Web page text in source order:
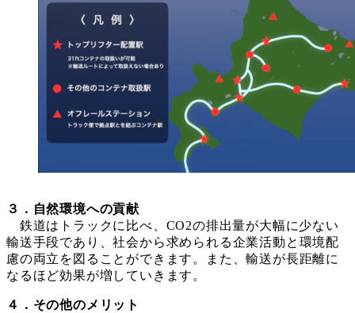
３．自然環境への貢献
鉄道はトラックに比べ、CO2の排出量が大幅に少ない
輸送手段であり、社会から求められる企業活動と環境配
慮の両立を図ることができます。また、輸送が長距離に
なるほど効果が増していきます。
４．その他のメリット